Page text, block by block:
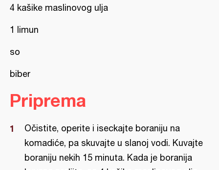
4 kašike maslinovog ulja
1 limun
so
biber
Priprema
Očistite, operite i iseckajte boraniju na
komadiće, pa skuvajte u slanoj vodi. Kuvajte
boraniju nekih 15 minuta. Kada je boranija